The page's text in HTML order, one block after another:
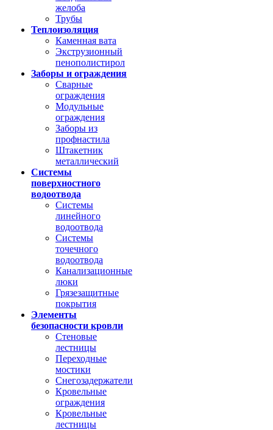
желоба
Трубы
Теплоизоляция
Каменная вата
Экструзионный
пенополистирол
Заборы и ограждения
Сварные
ограждения
Модульные
ограждения
Заборы из
профнастила
Штакетник
металлический
Системы
поверхностного
водоотвода
Системы
линейного
водоотвода
Системы
точечного
водоотвода
Канализационные
люки
Грязезащитные
покрытия
Элементы
безопасности кровли
Стеновые
лестницы
Переходные
мостики
Снегозадержатели
Кровельные
ограждения
Кровельные
лестницы